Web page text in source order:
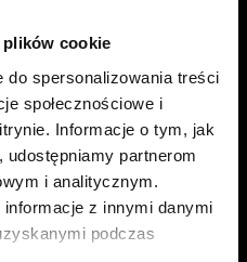
cookie
spersonalizowania treści
społecznościowe i
Informacje o tym, jak
partnerom
i analitycznym.
z innymi danymi
podczas
każdą przerwę w
smaku, z tą
w kawiarni.
ziarnista: wybierz
jak w domu.